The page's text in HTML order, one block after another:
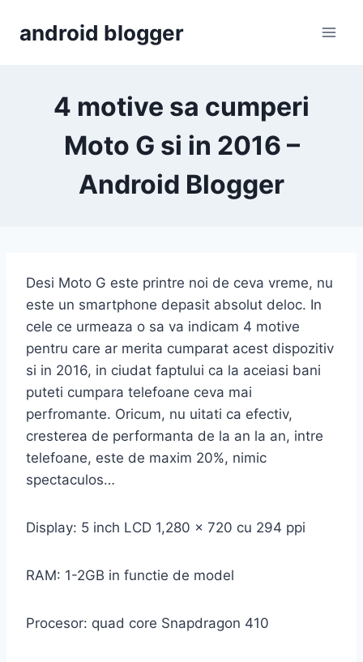
android blogger
4 motive sa cumperi
Moto G si in 2016 –
Android Blogger
Desi Moto G este printre noi de ceva vreme, nu
este un smartphone depasit absolut deloc. In
cele ce urmeaza o sa va indicam 4 motive
pentru care ar merita cumparat acest dispozitiv
si in 2016, in ciudat faptului ca la aceiasi bani
puteti cumpara telefoane ceva mai
perfromante. Oricum, nu uitati ca efectiv,
cresterea de performanta de la an la an, intre
telefoane, este de maxim 20%, nimic
spectaculos…
Display: 5 inch LCD 1,280 x 720 cu 294 ppi
RAM: 1-2GB in functie de model
Procesor: quad core Snapdragon 410